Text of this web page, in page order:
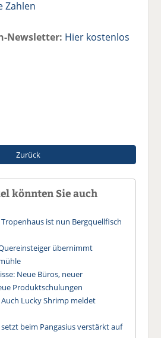
Zahlen
Newsletter: Hier kostenlos
Zurück
könnten Sie auch
Tropenhaus ist nun Bergquellfisch
übernimmt
Neue Büros, neuer
Produktschulungen
Auch Lucky Shrimp meldet
beim Pangasius verstärkt auf